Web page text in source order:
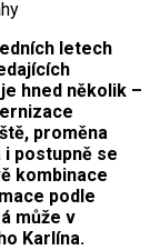
letech
hned několik –
proměna
postupně se
kombinace
podle
může v
Karlína.